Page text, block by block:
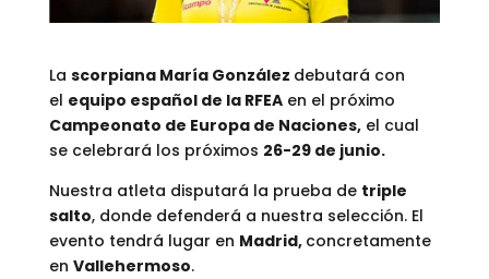
La scorpiana María González debutará con
el equipo español de la RFEAen el próximo
Campeonato de Europa de Naciones,el cual
se celebrará los próximos 26-29 de junio.
Nuestra atleta disputará la prueba de triple
salto, donde defenderá a nuestra selección. El
evento tendrá lugar en Madrid, concretamente
en Vallehermoso.